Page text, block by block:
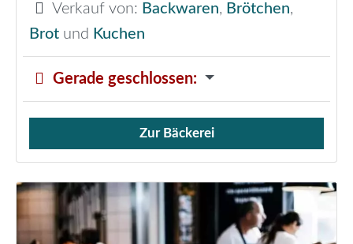
Verkauf von: Backwaren, Brötchen,
Brot und Kuchen
Gerade geschlossen:
Verkauf von Brötchen,
Zur Bäckerei